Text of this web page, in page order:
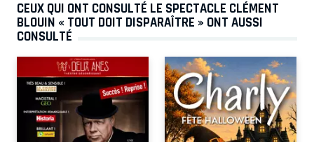
CEUX QUI ONT CONSULTÉ LE SPECTACLE CLÉMENT
BLOUIN « TOUT DOIT DISPARAÎTRE » ONT AUSSI
CONSULTÉ